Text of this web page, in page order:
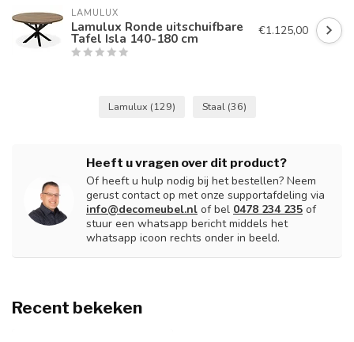
LAMULUX
Lamulux Ronde uitschuifbare
Tafel Isla 140-180 cm €1.125,00
Lamulux (129) Staal (36)
Heeft u vragen over dit product?
Of heeft u hulp nodig bij het bestellen? Neem
gerust contact op met onze supportafdeling via
info@decomeubel.nl of bel 0478 234 235 of
stuur een whatsapp bericht middels het
whatsapp icoon rechts onder in beeld.
Recent bekeken